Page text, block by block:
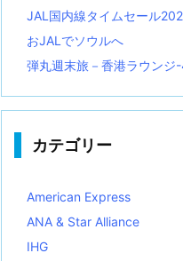
JAL国内線タイムセール
おJALでソウルへ
弾丸週末旅－香港ラウンジ
カテゴリー
American Express
ANA & Star Alliance
IHG